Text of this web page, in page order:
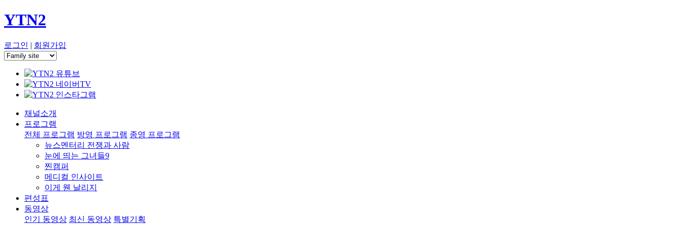
YTN2
로그인 | 회원가입
채널소개
프로그램
전체 프로그램 방영 프로그램 종영 프로그램
뉴스멘터리 전쟁과 사람
눈에 띄는 그녀들9
찐캠퍼
메디컬 인사이트
이게 웬 날리지
편성표
동영상
인기 동영상 최신 동영상 특별기획